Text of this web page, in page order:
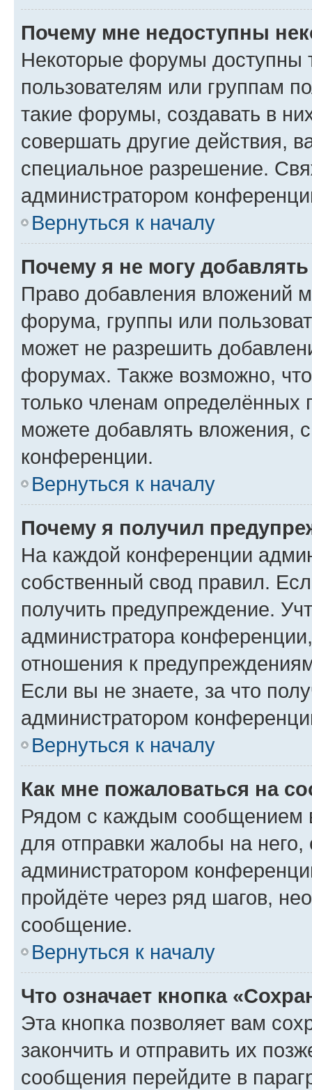
Почему мне недоступны
Некоторые форумы доступны
пользователям или группам
такие форумы, создавать в
совершать другие действия,
специальное разрешение.
администратором
Вернуться к началу
Почему я не могу
Право добавления вложений
форума, группы или
может не разрешить
форумах. Также возможно,
только членам определённых
можете добавлять вложения,
конференции.
Вернуться к началу
Почему я получил
На каждой конференции
собственный свод правил.
получить предупреждение.
администратора
отношения к
Если вы не знаете, за что
администратором
Вернуться к началу
Как мне пожаловаться на
Рядом с каждым сообщением
для отправки жалобы на
администратором
пройдёте через ряд шагов,
сообщение.
Вернуться к началу
Что означает кнопка
Эта кнопка позволяет вам
закончить и отправить их
сообщения перейдите в